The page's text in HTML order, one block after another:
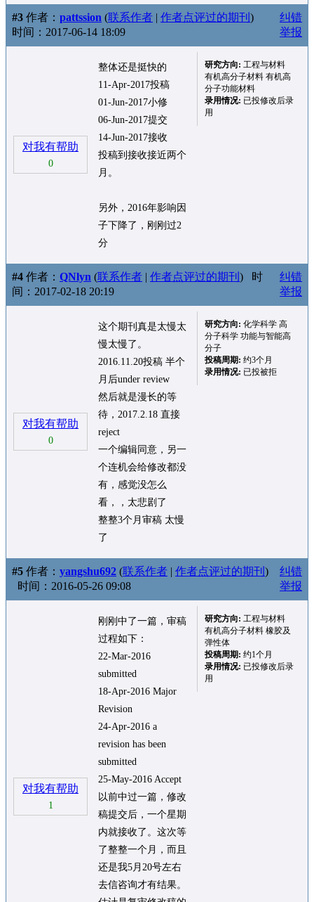
#3 作者： pattssion (联系作者 | 作者点评过的期刊 )
时间：2017-06-14 18:09
纠错
举报
对我有帮助
0
整体还是挺快的
11-Apr-2017投稿
01-Jun-2017小修
06-Jun-2017提交
14-Jun-2017接收
投稿到接收接近两个
月。
另外，2016年影响因
子下降了，刚刚过2
分
研究方向: 工程与材料
有机高分子材料 有机高
分子功能材料
录用情况: 已投修改后录
用
#4 作者： QNlyn (联系作者 | 作者点评过的期刊 ) 时
间：2017-02-18 20:19
纠错
举报
对我有帮助
0
这个期刊真是太慢太
慢太慢了。
2016.11.20投稿 半个
月后under review
然后就是漫长的等
待，2017.2.18 直接
reject
一个编辑同意，另一
个连机会给修改都没
有，感觉没怎么
看，，太悲剧了
整整3个月审稿 太慢
了
研究方向: 化学科学 高
分子科学 功能与智能高
分子
投稿周期: 约3个月
录用情况: 已投被拒
#5 作者： yangshu692 (联系作者 | 作者点评过的期刊 )
时间：2016-05-26 09:08
纠错
举报
对我有帮助
1
刚刚中了一篇，审稿
过程如下：
22-Mar-2016
submitted
18-Apr-2016 Major
Revision
24-Apr-2016 a
revision has been
submitted
25-May-2016 Accept
以前中过一篇，修改
稿提交后，一个星期
内就接收了。这次等
了整整一个月，而且
还是我5月20号左右
去信咨询才有结果。
研究方向: 工程与材料
有机高分子材料 橡胶及
弹性体
投稿周期: 约1个月
录用情况: 已投修改后录
用